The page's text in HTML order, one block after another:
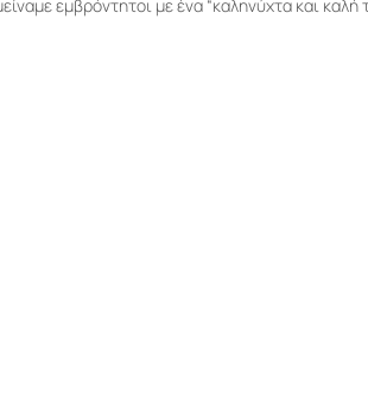
εμβρόντητοι με ένα “καληνύχτα και καλή